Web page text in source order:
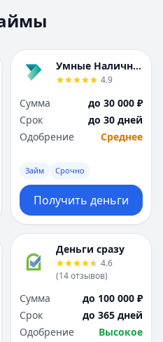
Набережные Челны
Нижний Новгород
Новокузнецк
Новосибирск
Омск
П
Пенза
Пермь
Р
Ростов-на-Дону
Рязань
С
Самара
Санкт-Петербург
Саратов
Севастополь
Набережные
Нижний Новгород
Новокузнецк
Новосибирск
Омск
Оренбург
П
Пенза
Пермь
Р
Ростов-на-Дону
Рязань
С
Самара
Санкт-Петербург
Саратов
Севастополь
Умные Наличные
4.9
Сумма
до 30 000 ₽
Срок
до 30 дней
Одобрение
Среднее
Займ Срочно
Получить деньги
Деньги сразу
4.6
(14отзывов)
Сумма
до 100 000 ₽
Срок
до 365 дней
Одобрение
Высокое